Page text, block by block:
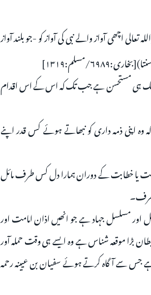
تعالی اچھی آواز والے نبی کی آواز کو -جو بلند آواز
مسلم:۱۳۱۹]
تک ہی مستحسن ہے جب تک کہ اس کے اس اقدام
اپنی ذمہ داری کو نبھاتے ہوئے کس قدر اپنے
امامت یا خطابت کے دوران ہمارا دل کس طرف مائل
طرف۔
اور مسلسل جہاد ہے جو انھیں اذان امامت اور
بڑا موقعہ شناس ہے وہ ایسے ہی وقت حملہ آور
جس سے آگاہ کرتے ہوئے سفيان بن عیینہ رحمہ